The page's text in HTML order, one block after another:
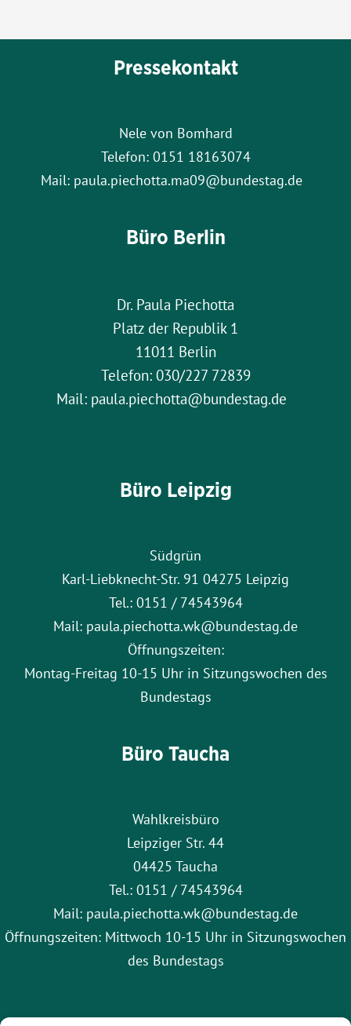
Pressekontakt
Nele von Bomhard
Telefon: 0151 18163074
Mail: paula.piechotta.ma09@bundestag.de
Büro Berlin
Dr. Paula Piechotta
Platz der Republik 1
11011 Berlin
Telefon: 030/227 72839
Mail: paula.piechotta@bundestag.de
Büro Leipzig
Südgrün
Karl-Liebknecht-Str. 91 04275 Leipzig
Tel.: 0151 / 74543964
Mail: paula.piechotta.wk@bundestag.de
Öffnungszeiten:
Montag-Freitag 10-15 Uhr in Sitzungswochen des
Bundestags
Büro Taucha
Wahlkreisbüro
Leipziger Str. 44
04425 Taucha
Tel.: 0151 / 74543964
Mail: paula.piechotta.wk@bundestag.de
Öffnungszeiten: Mittwoch 10-15 Uhr in Sitzungswochen
des Bundestags